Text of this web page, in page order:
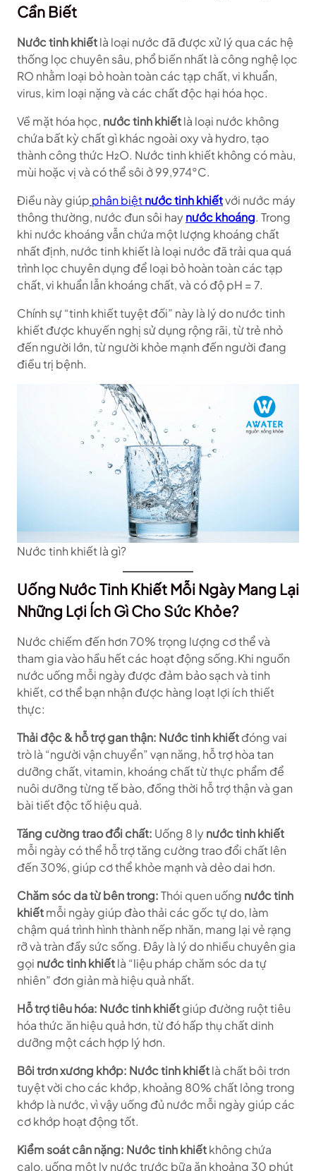
Cần Biết
Nước tinh khiếtlà loại nước đã được xử lý qua các hệ
thống lọc chuyên sâu, phổ biến nhất là công nghệ lọc
RO nhằm loại bỏ hoàn toàn các tạp chất, vi khuẩn,
virus, kim loại nặng và các chất độc hại hóa học.
Về mặt hóa học, nước tinh khiếtlà loại nước không
chứa bất kỳ chất gì khác ngoài oxy và hydro, tạo
thành công thức H₂O. Nước tinh khiết không có màu,
mùi hoặc vị và có thể sôi ở 99,974°C.
Điều này giúp phân biệtnước tinh khiếtvới nước máy
thông thường, nước đun sôi haynước khoáng. Trong
khi nước khoáng vẫn chứa một lượng khoáng chất
nhất định, nước tinh khiết là loại nước đã trải qua quá
trình lọc chuyên dụng để loại bỏ hoàn toàn các tạp
chất, vi khuẩn lẫn khoáng chất, và có độ pH = 7.
Chính sự “tinh khiết tuyệt đối” này là lý do nước tinh
khiết được khuyến nghị sử dụng rộng rãi, từ trẻ nhỏ
đến người lớn, từ người khỏe mạnh đến người đang
điều trị bệnh.
Nước tinh khiết là gì?
Uống Nước Tinh Khiết Mỗi Ngày Mang Lại
Những Lợi Ích Gì Cho Sức Khỏe?
Nước chiếm đến hơn 70% trọng lượng cơ thể và
tham gia vào hầu hết các hoạt động sống.Khi nguồn
nước uống mỗi ngày được đảm bảo sạch và tinh
khiết, cơ thể bạn nhận được hàng loạt lợi ích thiết
thực:
Thải độc & hỗ trợ gan thận: Nước tinh khiếtđóng vai
trò là “người vận chuyển” vạn năng, hỗ trợ hòa tan
dưỡng chất, vitamin, khoáng chất từ thực phẩm để
nuôi dưỡng từng tế bào, đồng thời hỗ trợ thận và gan
bài tiết độc tố hiệu quả.
Tăng cường trao đổi chất: Uống 8 lynước tinh khiết
mỗi ngày có thể hỗ trợ tăng cường trao đổi chất lên
đến 30%, giúp cơ thể khỏe mạnh và dẻo dai hơn.
Chăm sóc da từ bên trong:Thói quen uống nước tinh
khiếtmỗi ngày giúp đào thải các gốc tự do, làm
chậm quá trình hình thành nếp nhăn, mang lại vẻ rạng
rỡ và tràn đầy sức sống. Đây là lý do nhiều chuyên gia
gọi nước tinh khiếtlà “liệu pháp chăm sóc da tự
nhiên” đơn giản mà hiệu quả nhất.
Hỗ trợ tiêu hóa: Nước tinh khiếtgiúp đường ruột tiêu
hóa thức ăn hiệu quả hơn, từ đó hấp thụ chất dinh
dưỡng một cách hợp lý hơn.
Bôi trơn xương khớp: Nước tinh khiếtlà chất bôi trơn
tuyệt vời cho các khớp, khoảng 80% chất lỏng trong
khớp là nước, vì vậy uống đủ nước mỗi ngày giúp các
cơ khớp hoạt động tốt.
Kiểm soát cân nặng: Nước tinh khiếtkhông chứa
calo, uống một ly nước trước bữa ăn khoảng 30 phút